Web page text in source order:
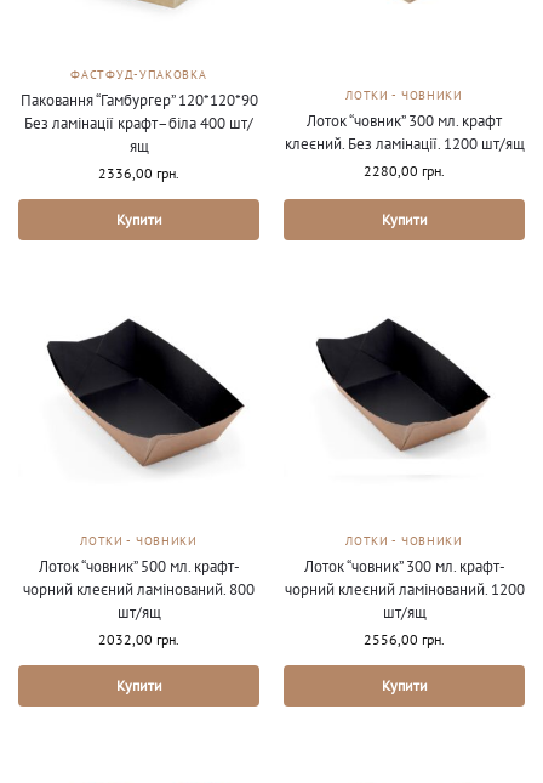
ФАСТФУД-УПАКОВКА
Паковання “Гамбургер” 120*120*90
Без ламінації крафт–біла 400 шт/
ящ
2336,00 грн.
Купити
ЛОТКИ - ЧОВНИКИ
Лоток “човник” 300 мл. крафт
клеєний. Без ламінації. 1200 шт/ящ
2280,00 грн.
Купити
ЛОТКИ - ЧОВНИКИ
Лоток “човник” 500 мл. крафт-
чорний клеєний ламінований. 800
шт/ящ
2032,00 грн.
Купити
ЛОТКИ - ЧОВНИКИ
Лоток “човник” 300 мл. крафт-
чорний клеєний ламінований. 1200
шт/ящ
2556,00 грн.
Купити